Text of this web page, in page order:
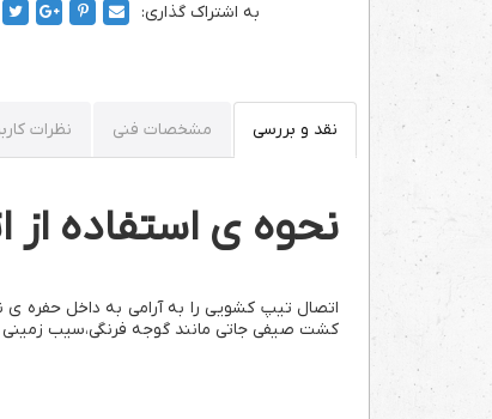
به اشتراک گذاری:
نقد و بررسی مشخصات فنی نظرات
نحوه ی استفاده
اتصال تیپ کشویی را به آرامی به داخل حفره ی
کشت صیفی جاتی مانند گوجه فرنگی،سیب زمینی